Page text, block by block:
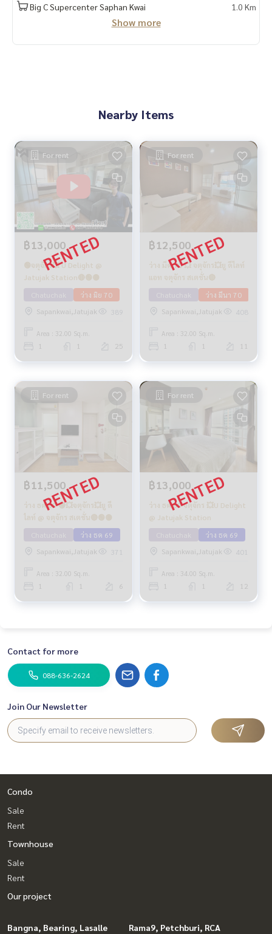
Big C Supercenter Saphan Kwai 1.0 Km
Show more
Nearby Items
For rent
฿13,000
🟢จตุจักร💥 U Delight @
Jatujak Station🔴🟢🟡
ว่าง มิย 70
Sapankwai,Jatujak
389
Area : 32.00 Sq.m.
1 1 25
For rent
฿12,500
ว่าง มีค 70 💥 จตุจักร💥ยู ดีไลท์
แอท จตุจักร สเตชั่น🔴
ว่าง มีนา 70
Sapankwai,Jatujak
408
Area : 32.00 Sq.m.
1 1 11
For rent
฿11,500
ว่าง ธค 69 🟢💥จตุจักร💥ยู ดี
ไลท์ @ จตุจักร สเตชั่น🔴🟢🟡
ว่าง ธค 69
Sapankwai,Jatujak
371
Area : 32.00 Sq.m.
1 1 6
For rent
฿13,000
ว่าง ธค 69 จตุจักร 💥U Delight
@ Jatujak Station
ว่าง ธค 69
Sapankwai,Jatujak
401
Area : 34.00 Sq.m.
1 1 12
Contact for more
088-636-2624
Join Our Newsletter
Condo
Sale
Rent
Townhouse
Sale
Rent
Our project
Bangna, Bearing, Lasalle
Rama9, Petchburi, RCA